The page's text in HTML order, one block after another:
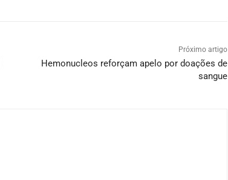
Próximo artigo
Hemonucleos reforçam apelo por doações de
sangue